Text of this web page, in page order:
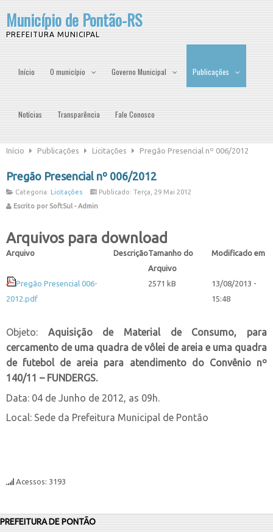
Município de Pontão-RS
PREFEITURA MUNICIPAL
Início O município Governo Municipal Publicações
Notícias Transparência Fale Conosco
Início Publicações Licitações Pregão Presencial nº 006/2012
Pregão Presencial nº 006/2012
Categoria: Licitações
Publicado: Terça, 29 Mai 2012
Escrito por SoftSul - Admin
Arquivos para download
Arquivo DescriçãoTamanho do
Arquivo
Modificado em
Pregão Presencial 006-
2012.pdf
2571 kB
13/08/2013 -
15:48
Objeto: Aquisição de Material de Consumo, para
cercamento de uma quadra de vôlei de areia e uma quadra
de futebol de areia para atendimento do Convênio nº
140/11 – FUNDERGS.
Data: 04 de Junho de 2012, as 09h.
Local: Sede da Prefeitura Municipal de Pontão
Acessos: 3193
PREFEITURA DE PONTÃO